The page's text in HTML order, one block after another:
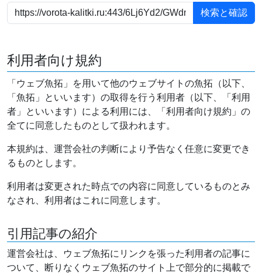
利用者向け規約
「ウェブ魚拓」を用いて他のウェブサイトの魚拓（以下、
「魚拓」といいます）の取得を行う利用者（以下、「利用
者」といいます）による利用には、「利用者向け規約」の
全てに同意したものとして扱われます。
本規約は、運営会社の判断により予告なく任意に変更でき
るものとします。
利用者は変更された時点での内容に同意しているものとみ
なされ、利用者はこれに同意します。
引用記事の紹介
運営会社は、ウェブ魚拓にリンクを張った利用者の記事に
ついて、断りなくウェブ魚拓のサイト上で部分的に掲載で